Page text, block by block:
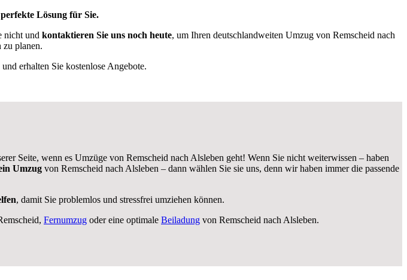
Lösung für Sie.
nicht und kontaktieren Sie uns noch heute, um Ihren deutschlandweiten Umzug von Remscheid nach
zu planen.
und erhalten Sie kostenlose Angebote.
Seite, wenn es Umzüge von Remscheid nach Alsleben geht! Wenn Sie nicht weiterwissen – haben
Umzug von Remscheid nach Alsleben – dann wählen Sie sie uns, denn wir haben immer die passende
, damit Sie problemlos und stressfrei umziehen können.
Fernumzug oder eine optimale Beiladung von Remscheid nach Alsleben.